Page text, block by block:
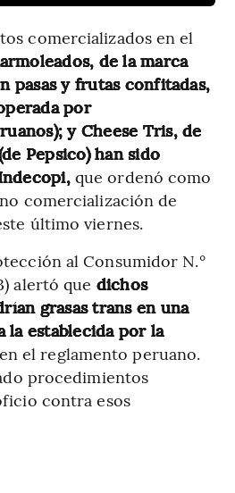
comercializados en el
de la marca
pasas y frutas confitadas,
por
y Cheese Tris, de
Pepsico) han sido
que ordenó como
comercialización de
último viernes.
al Consumidor N.°
alertó que dichos
grasas trans en una
la establecida por la
en el reglamento peruano.
procedimientos
contra esos